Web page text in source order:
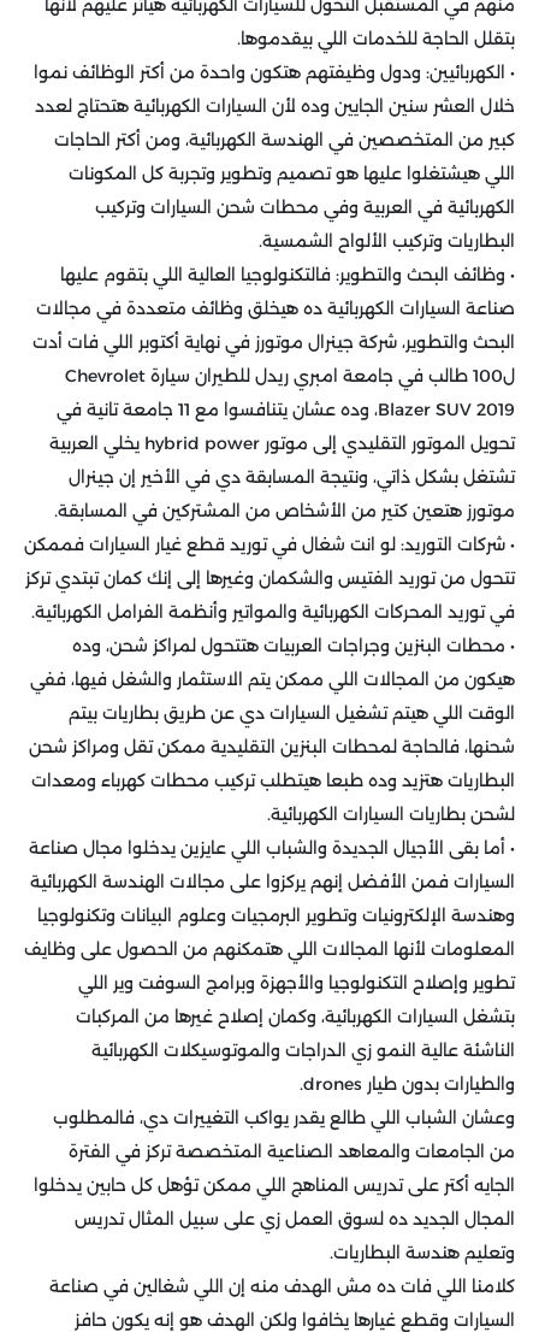
بتقلل الحاجة للخدمات اللي بيقدموها.
• الكهربائيين: ودول وظيفتهم هتكون واحدة من أكتر الوظائف نموا
خلال العشر سنين الجايين وده لأن السيارات الكهربائية هتحتاج لعدد
كبير من المتخصصين في الهندسة الكهربائية، ومن أكتر الحاجات
اللي هيشتغلوا عليها هو تصميم وتطوير وتجربة كل المكونات
الكهربائية في العربية وفي محطات شحن السيارات وتركيب
البطاريات وتركيب الألواح الشمسية.
• وظائف البحث والتطوير: فالتكنولوجيا العالية اللي بتقوم عليها
صناعة السيارات الكهربائية ده هيخلق وظائف متعددة في مجالات
البحث والتطوير، شركة جينرال موتورز في نهاية أكتوبر اللي فات أدت
ل100 طالب في جامعة امبري ريدل للطيران سيارة Chevrolet
Blazer SUV 2019، وده عشان يتنافسوا مع 11 جامعة تانية في
تحويل الموتور التقليدي إلى موتور hybrid power يخلي العربية
تشتغل بشكل ذاتي، ونتيجة المسابقة دي في الأخير إن جينرال
موتورز هتعين كتير من الأشخاص من المشتركين في المسابقة.
• شركات التوريد: لو انت شغال في توريد قطع غيار السيارات فممكن
تتحول من توريد الفتيس والشكمان وغيرها إلى إنك كمان تبتدي تركز
في توريد المحركات الكهربائية والمواتير وأنظمة الفرامل الكهربائية.
• محطات البنزين وجراجات العربيات هتتحول لمراكز شحن، وده
هيكون من المجالات اللي ممكن يتم الاستثمار والشغل فيها، ففي
الوقت اللي هيتم تشغيل السيارات دي عن طريق بطاريات بيتم
شحنها، فالحاجة لمحطات البنزين التقليدية ممكن تقل ومراكز شحن
البطاريات هتزيد وده طبعا هيتطلب تركيب محطات كهرباء ومعدات
لشحن بطاريات السيارات الكهربائية.
• أما بقى الأجيال الجديدة والشباب اللي عايزين يدخلوا مجال صناعة
السيارات فمن الأفضل إنهم يركزوا على مجالات الهندسة الكهربائية
وهندسة الإلكترونيات وتطوير البرمجيات وعلوم البيانات وتكنولوجيا
المعلومات لأنها المجالات اللي هتمكنهم من الحصول على وظايف
تطوير وإصلاح التكنولوجيا والأجهزة وبرامج السوفت وير اللي
بتشغل السيارات الكهربائية، وكمان إصلاح غيرها من المركبات
الناشئة عالية النمو زي الدراجات والموتوسيكلات الكهربائية
والطيارات بدون طيار drones.
وعشان الشباب اللي طالع يقدر يواكب التغييرات دي، فالمطلوب
من الجامعات والمعاهد الصناعية المتخصصة تركز في الفترة
الجايه أكتر على تدريس المناهج اللي ممكن تؤهل كل حابين يدخلوا
المجال الجديد ده لسوق العمل زي على سبيل المثال تدريس
وتعليم هندسة البطاريات.
كلامنا اللي فات ده مش الهدف منه إن اللي شغالين في صناعة
السيارات وقطع غيارها يخافوا ولكن الهدف هو إنه يكون حافز